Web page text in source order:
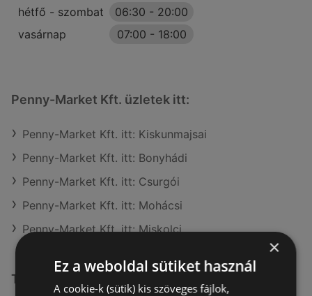
hétfő - szombat
06:30 - 20:00
vasárnap
07:00 - 18:00
Penny-Market Kft. üzletek itt:
Penny-Market Kft. itt: Kiskunmajsai
Penny-Market Kft. itt: Bonyhádi
Penny-Market Kft. itt: Csurgói
Penny-Market Kft. itt: Mohácsi
Penny-Market Kft. itt: Miskolci
További linkek
×
Ez a weboldal sütiket használ
A cookie-k (sütik) kis szöveges fájlok,